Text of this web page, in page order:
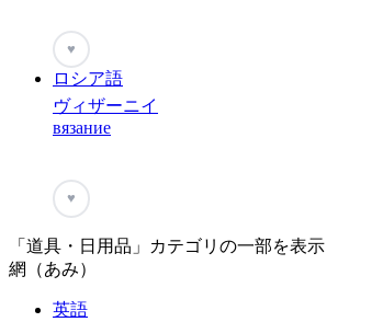
♥
ロシア語
ヴィザーニイ
вязание
♥
「道具・日用品」カテゴリの一部を表示
網（あみ）
英語